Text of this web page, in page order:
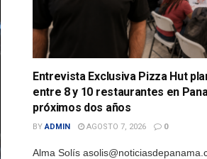
Entrevista Exclusiva Pizza Hut
entre 8 y 10 restaurantes en
próximos dos años
BY ADMIN AGOSTO 7, 2026 0
Alma Solís